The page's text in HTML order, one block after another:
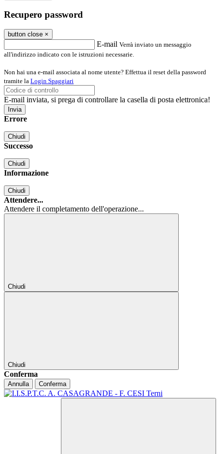
Recupero password
button close ×
E-mail Verrà inviato un messaggio
all'indirizzo indicato con le istruzioni necessarie.
Non hai una e-mail associata al nome utente? Effettua il reset della password
tramite la Login Spaggiari
E-mail inviata, si prega di controllare la casella di posta elettronica!
Errore
Chiudi
Successo
Chiudi
Informazione
Chiudi
Attendere...
Attendere il completamento dell'operazione...
Chiudi
Chiudi
Conferma
Annulla Conferma